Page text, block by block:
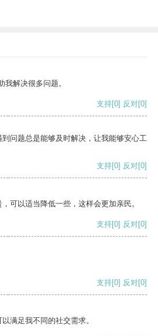
解决很多问题。
支持[0] 反对[0]
问题总是能够及时解决，让我能够安心工
支持[0] 反对[0]
可以适当降低一些，这样会更加亲民。
支持[0] 反对[0]
支持[0] 反对[0]
满足我不同的社交需求。